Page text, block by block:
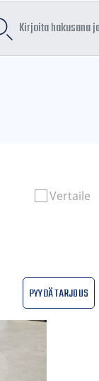
Vertaile
Pyydä tarjous